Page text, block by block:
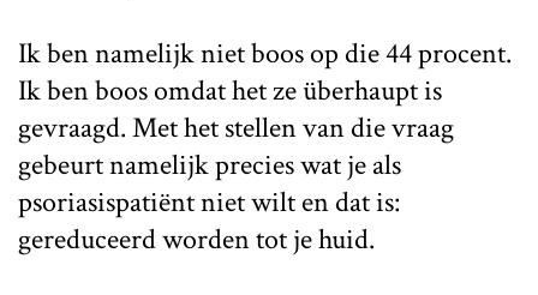
Ik ben namelijk niet boos op die 44 procent.
Ik ben boos omdat het ze überhaupt is
gevraagd. Met het stellen van die vraag
gebeurt namelijk precies wat je als
psoriasispatiënt niet wilt en dat is:
gereduceerd worden tot je huid.